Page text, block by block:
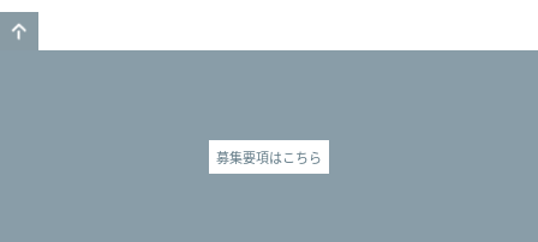
募集要項はこちら